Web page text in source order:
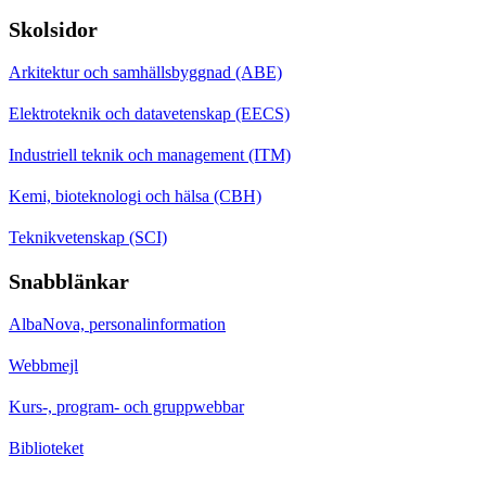
Skolsidor
Arkitektur och samhällsbyggnad (ABE)
Elektroteknik och datavetenskap (EECS)
Industriell teknik och management (ITM)
Kemi, bioteknologi och hälsa (CBH)
Teknikvetenskap (SCI)
Snabblänkar
AlbaNova, personalinformation
Webbmejl
Kurs-, program- och gruppwebbar
Biblioteket